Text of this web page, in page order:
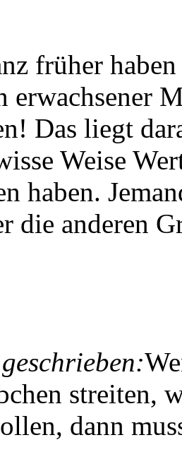
früher
erwachsener
Das liegt
Weise
haben.
die anderen
streiten,
dann